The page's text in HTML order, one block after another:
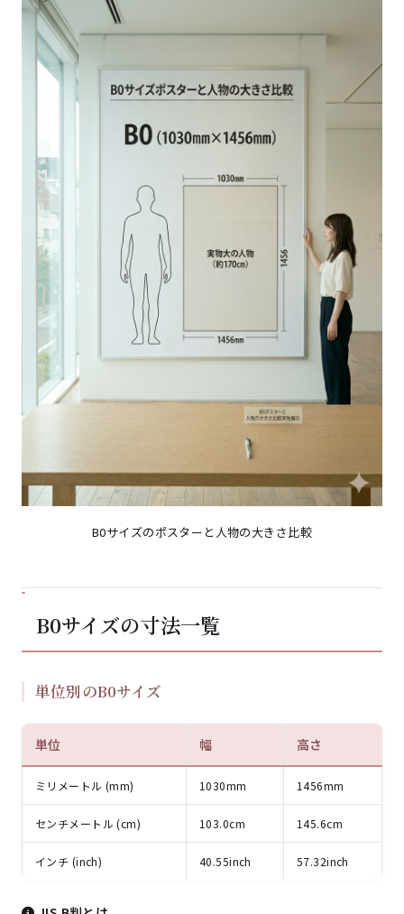
B0サイズのポスターと人物の大きさ比較
B0サイズの寸法一覧
単位別のB0サイズ
単位 幅 高さ
ミリメートル (mm) 1030mm 1456mm
センチメートル (cm) 103.0cm 145.6cm
インチ (inch) 40.55inch 57.32inch